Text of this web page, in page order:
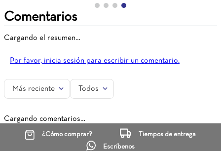
Comentarios
Cargando el resumen…
Por favor, inicia sesión para escribir un comentario.
Más reciente Todos
Cargando comentarios…
¿Cómo comprar?
Tiempos de entrega
Escríbenos